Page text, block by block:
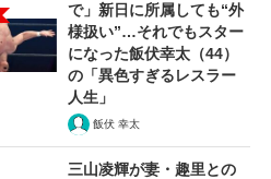
で」新日に所属しても“外
様扱い”…それでもスター
になった飯伏幸太（44）
の「異色すぎるレスラー
人生」
飯伏 幸太
三山凌輝が妻・趣里との